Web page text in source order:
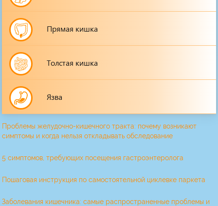
Прямая кишка
Толстая кишка
Язва
Проблемы желудочно-кишечного тракта: почему возникают
симптомы и когда нельзя откладывать обследование
5 симптомов, требующих посещения гастроэнтеролога
Пошаговая инструкция по самостоятельной циклевке паркета
Заболевания кишечника: самые распространенные проблемы и